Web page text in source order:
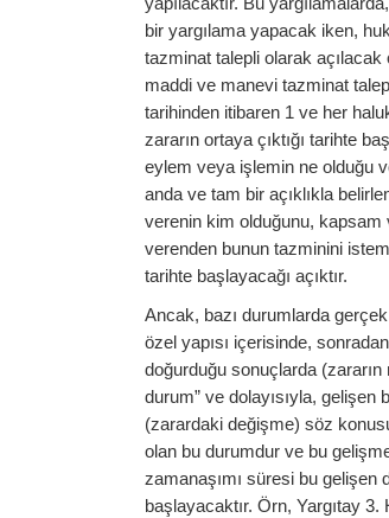
bir yargılama yapacak iken,
tazminat talepli olarak açılacak
maddi ve manevi tazminat
tarihinden itibaren 1 ve her
zararın ortaya çıktığı tarihte
eylem veya işlemin ne olduğu
anda ve tam bir açıklıkla
verenin kim olduğunu, kapsam
verenden bunun tazminini
tarihte başlayacağı açıktır.
Ancak, bazı durumlarda
özel yapısı içerisinde,
doğurduğu sonuçlarda (zararın
durum” ve dolayısıyla, gelişen
(zarardaki değişme) söz
olan bu durumdur ve bu
zamanaşımı süresi bu gelişen
başlayacaktır. Örn, Yargıtay